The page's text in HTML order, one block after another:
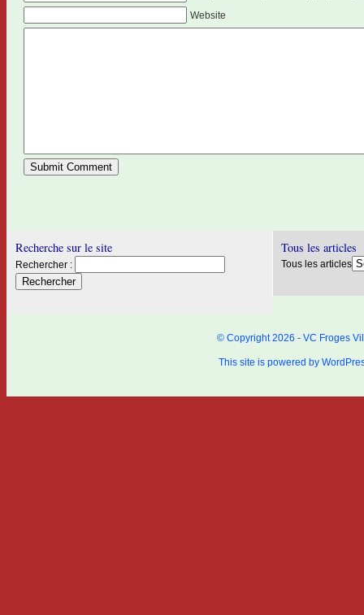
Website
Recherche sur le site
Rechercher :
Tous les articles
Tous les articles
© Copyright 2026 - VC Froges
This site is powered by